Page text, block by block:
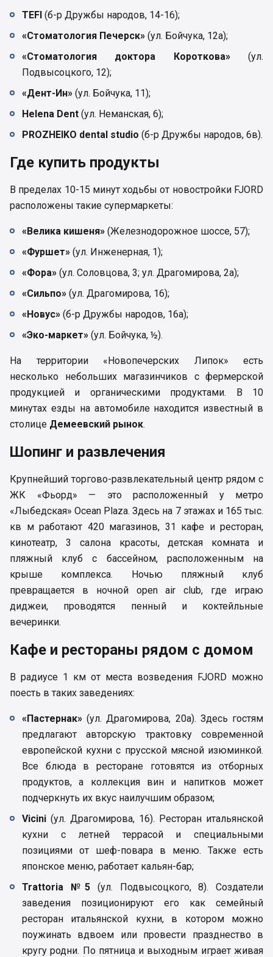
TEFI (б-р Дружбы народов, 14-16);
«Стоматология Печерск» (ул. Бойчука, 12а);
«Стоматология доктора Короткова»(ул.
Подвысоцкого, 12);
«Дент-Ин» (ул. Бойчука, 11);
Helena Dent (ул. Неманская, 6);
PROZHEIKO dental studio (б-р Дружбы народов, 6в).
Где купить продукты
В пределах 10-15 минут ходьбы от новостройки FJORD
расположены такие супермаркеты:
«Велика кишеня» (Железнодорожное шоссе, 57);
«Фуршет» (ул. Инженерная, 1);
«Фора» (ул. Соловцова, 3; ул. Драгомирова, 2а);
«Сильпо» (ул. Драгомирова, 16);
«Новус» (б-р Дружбы народов, 16а);
«Эко-маркет» (ул. Бойчука, ½).
На территории «Новопечерских Липок» есть
несколько небольших магазинчиков с фермерской
продукцией и органическими продуктами. В 10
минутах езды на автомобиле находится известный в
столице Демеевский рынок.
Шопинг и развлечения
Крупнейший торгово-развлекательный центр рядом с
ЖК «Фьорд» — это расположенный у метро
«Лыбедская» Ocean Plaza. Здесь на 7 этажах и 165 тыс.
кв м работают 420 магазинов, 31 кафе и ресторан,
кинотеатр, 3 салона красоты, детская комната и
пляжный клуб с бассейном, расположенным на
крыше комплекса. Ночью пляжный клуб
превращается в ночной open air club, где играю
диджеи, проводятся пенный и коктейльные
вечеринки.
Кафе и рестораны рядом с домом
В радиусе 1 км от места возведения FJORD можно
поесть в таких заведениях:
«Пастернак» (ул. Драгомирова, 20а). Здесь гостям
предлагают авторскую трактовку современной
европейской кухни с прусской мясной изюминкой.
Все блюда в ресторане готовятся из отборных
продуктов, а коллекция вин и напитков может
подчеркнуть их вкус наилучшим образом;
Vicini (ул. Драгомирова, 16). Ресторан итальянской
кухни с летней террасой и специальными
позициями от шеф-повара в меню. Также есть
японское меню, работает кальян-бар;
Trattoria №5 (ул. Подвысоцкого, 8). Создатели
заведения позиционируют его как семейный
ресторан итальянской кухни, в котором можно
поужинать вдвоем или провести празднество в
кругу родни. По пятница и выходным играет живая